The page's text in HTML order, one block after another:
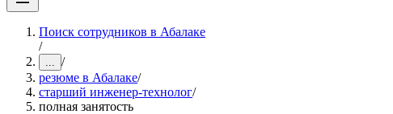
Поиск сотрудников в Абалаке
/
... /
резюме в Абалаке/
старший инженер-технолог/
полная занятость